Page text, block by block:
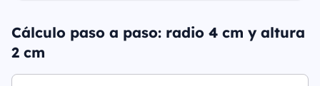
Cálculo paso a paso: radio 4 cm y altura
2 cm